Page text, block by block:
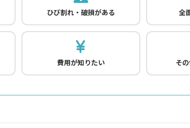
ひび割れ・破損がある 全
費用が知りたい そ